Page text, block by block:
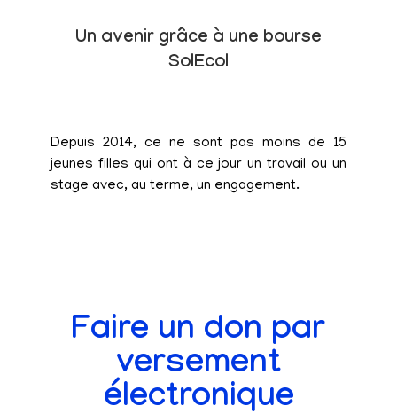
Un avenir grâce à une bourse
SolEcol
Depuis 2014, ce ne sont pas moins de 15
jeunes filles qui ont à ce jour un travail ou un
stage avec, au terme, un engagement.
Faire un don par
versement
électronique